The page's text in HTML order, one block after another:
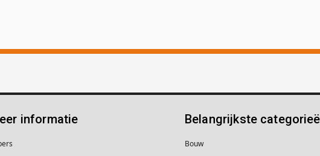
informatie Belangrijkste
Bouw